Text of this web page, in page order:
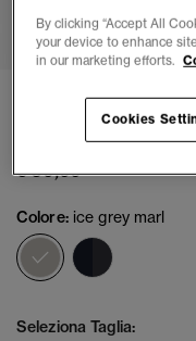
T-shirt a righe
€ 39,99
Colore: ice grey marl
selezionato
Seleziona Taglia:
By clicking “Accept All
your device to enhance
in our marketing efforts.
Cookies